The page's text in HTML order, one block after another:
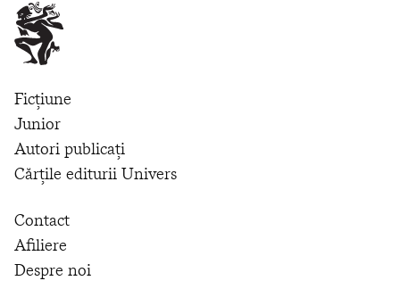
Ficțiune
Junior
Autori publicați
Cărțile editurii Univers
Contact
Afiliere
Despre noi